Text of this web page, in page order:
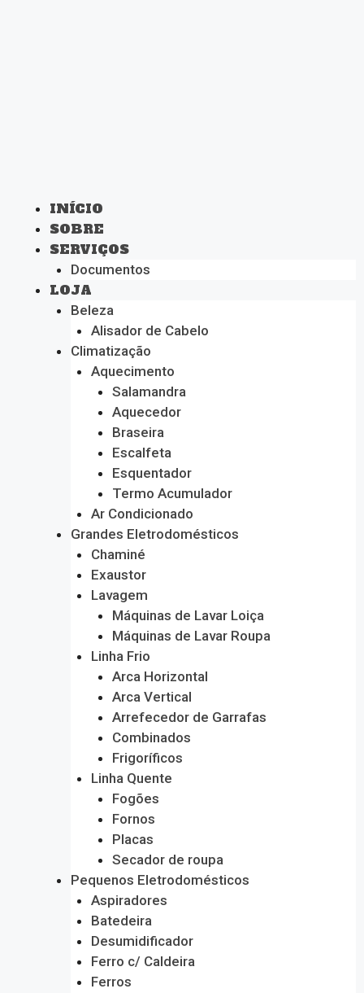
INÍCIO
SOBRE
SERVIÇOS
Documentos
LOJA
Beleza
Alisador de Cabelo
Climatização
Aquecimento
Salamandra
Aquecedor
Braseira
Escalfeta
Esquentador
Termo Acumulador
Ar Condicionado
Grandes Eletrodomésticos
Chaminé
Exaustor
Lavagem
Máquinas de Lavar Loiça
Máquinas de Lavar Roupa
Linha Frio
Arca Horizontal
Arca Vertical
Arrefecedor de Garrafas
Combinados
Frigoríficos
Linha Quente
Fogões
Fornos
Placas
Secador de roupa
Pequenos Eletrodomésticos
Aspiradores
Batedeira
Desumidificador
Ferro c/ Caldeira
Ferros